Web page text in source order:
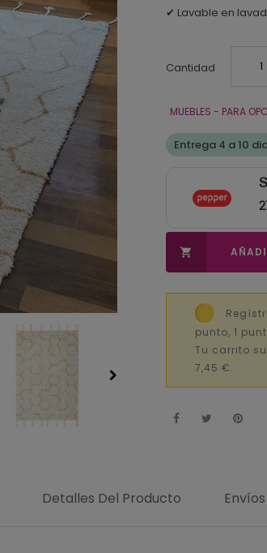
✔ Lavable en
Cantidad
MUEBLES - PARA
Entrega 4 a 10

punto, 1
Tu carrito
7,45 €.
Detalles Del Producto